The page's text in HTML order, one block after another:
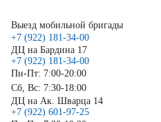
Выезд мобильной бригады
+7 (922) 181-34-00
ДЦ на Бардина 17
+7 (922) 181-34-00
Пн-Пт: 7:00-20:00
Сб, Вс: 7:30-18:00
ДЦ на Ак. Шварца 14
+7 (922) 601-97-25